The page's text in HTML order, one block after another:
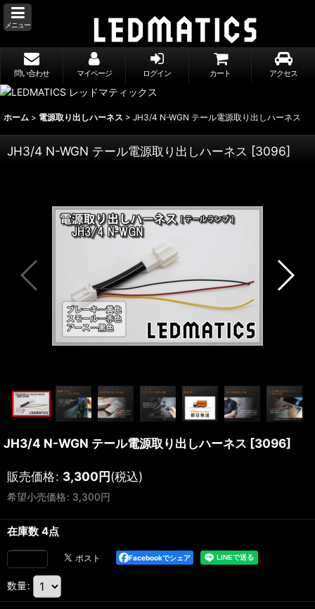
メニュー
問い合わせ マイページ ログイン カート アクセス
ホーム > 電源取り出しハーネス > JH3/4 N-WGN テール電源取り出しハーネス
JH3/4 N-WGN テール電源取り出しハーネス [3096]
JH3/4 N-WGN テール電源取り出しハーネス [3096]
販売価格: 3,300円(税込)
希望小売価格: 3,300円
在庫数 4点
Facebookでシェア
数量: